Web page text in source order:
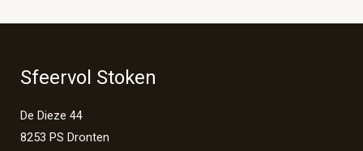
Sfeervol Stoken
De Dieze 44
8253 PS Dronten